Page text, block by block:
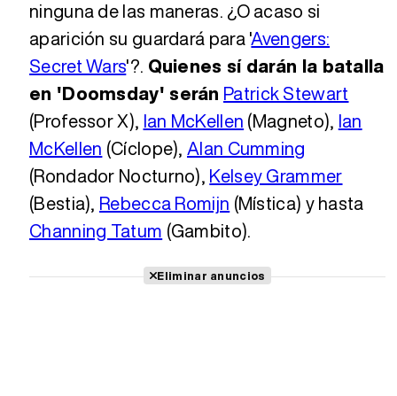
ninguna de las maneras. ¿O acaso si
aparición su guardará para 'Avengers:
Secret Wars'?. Quienes sí darán la batalla
en 'Doomsday' serán Patrick Stewart
(Professor X), Ian McKellen (Magneto), Ian
McKellen (Cíclope),Alan Cumming
(Rondador Nocturno), Kelsey Grammer
(Bestia), Rebecca Romijn (Mística) y hasta
Channing Tatum (Gambito).
Eliminar anuncios